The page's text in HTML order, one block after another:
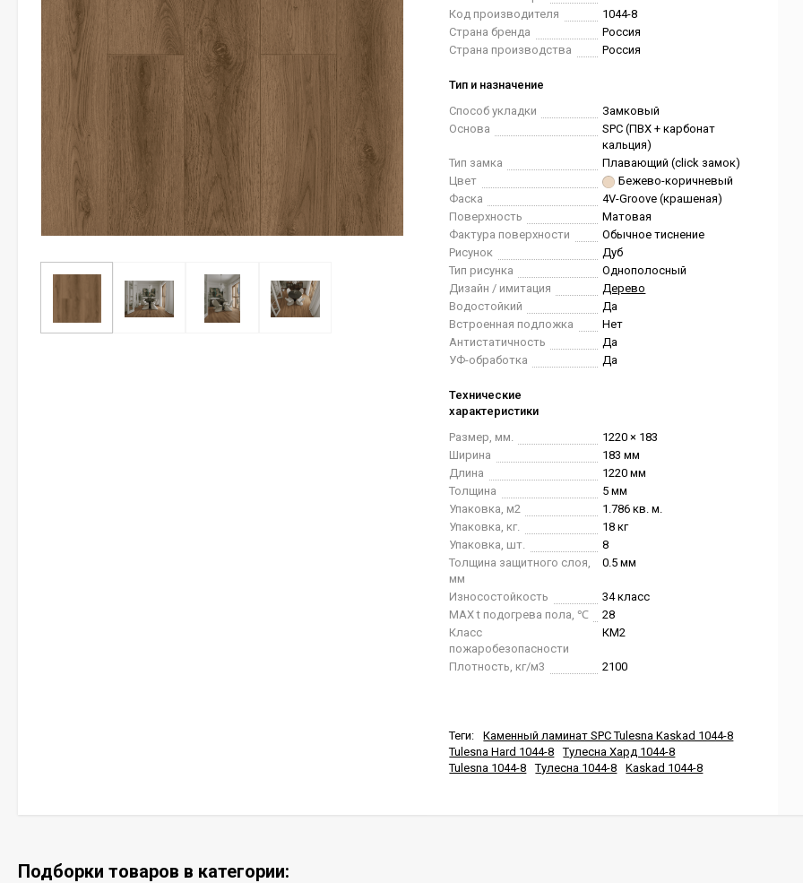
Код производителя
1044-8
Страна бренда
Россия
Страна производства
Россия
Тип и назначение
Способ укладки
Замковый
Основа
SPC (ПВХ + карбонат
кальция)
Тип замка
Плавающий (click замок)
Цвет
Бежево-коричневый
Фаска
4V-Groove (крашеная)
Поверхность
Матовая
Фактура поверхности
Обычное тиснение
Рисунок
Дуб
Тип рисунка
Однополосный
Дизайн / имитация
Дерево
Водостойкий
Да
Встроенная подложка
Нет
Антистатичность
Да
УФ-обработка
Да
Технические
характеристики
Размер, мм.
1220 × 183
Ширина
183 мм
Длина
1220 мм
Толщина
5 мм
Упаковка, м2
1.786 кв. м.
Упаковка, кг.
18 кг
Упаковка, шт.
8
Толщина защитного слоя,
мм
0.5 мм
Износостойкость
34 класс
MAX t подогрева пола, ℃
28
Класс
пожаробезопасности
КМ2
Плотность, кг/м3 2100
Теги:
Каменный ламинат SPC Tulesna Kaskad 1044-8
Tulesna Hard 1044-8
Тулесна Хард 1044-8
Tulesna 1044-8
Тулесна 1044-8 Kaskad 1044-8
Подборки товаров в категории: